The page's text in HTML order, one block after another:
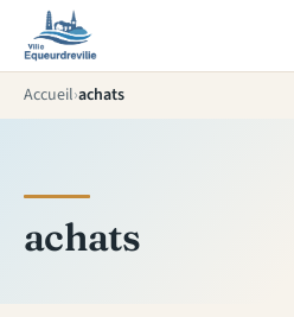
Accueil achats
achats